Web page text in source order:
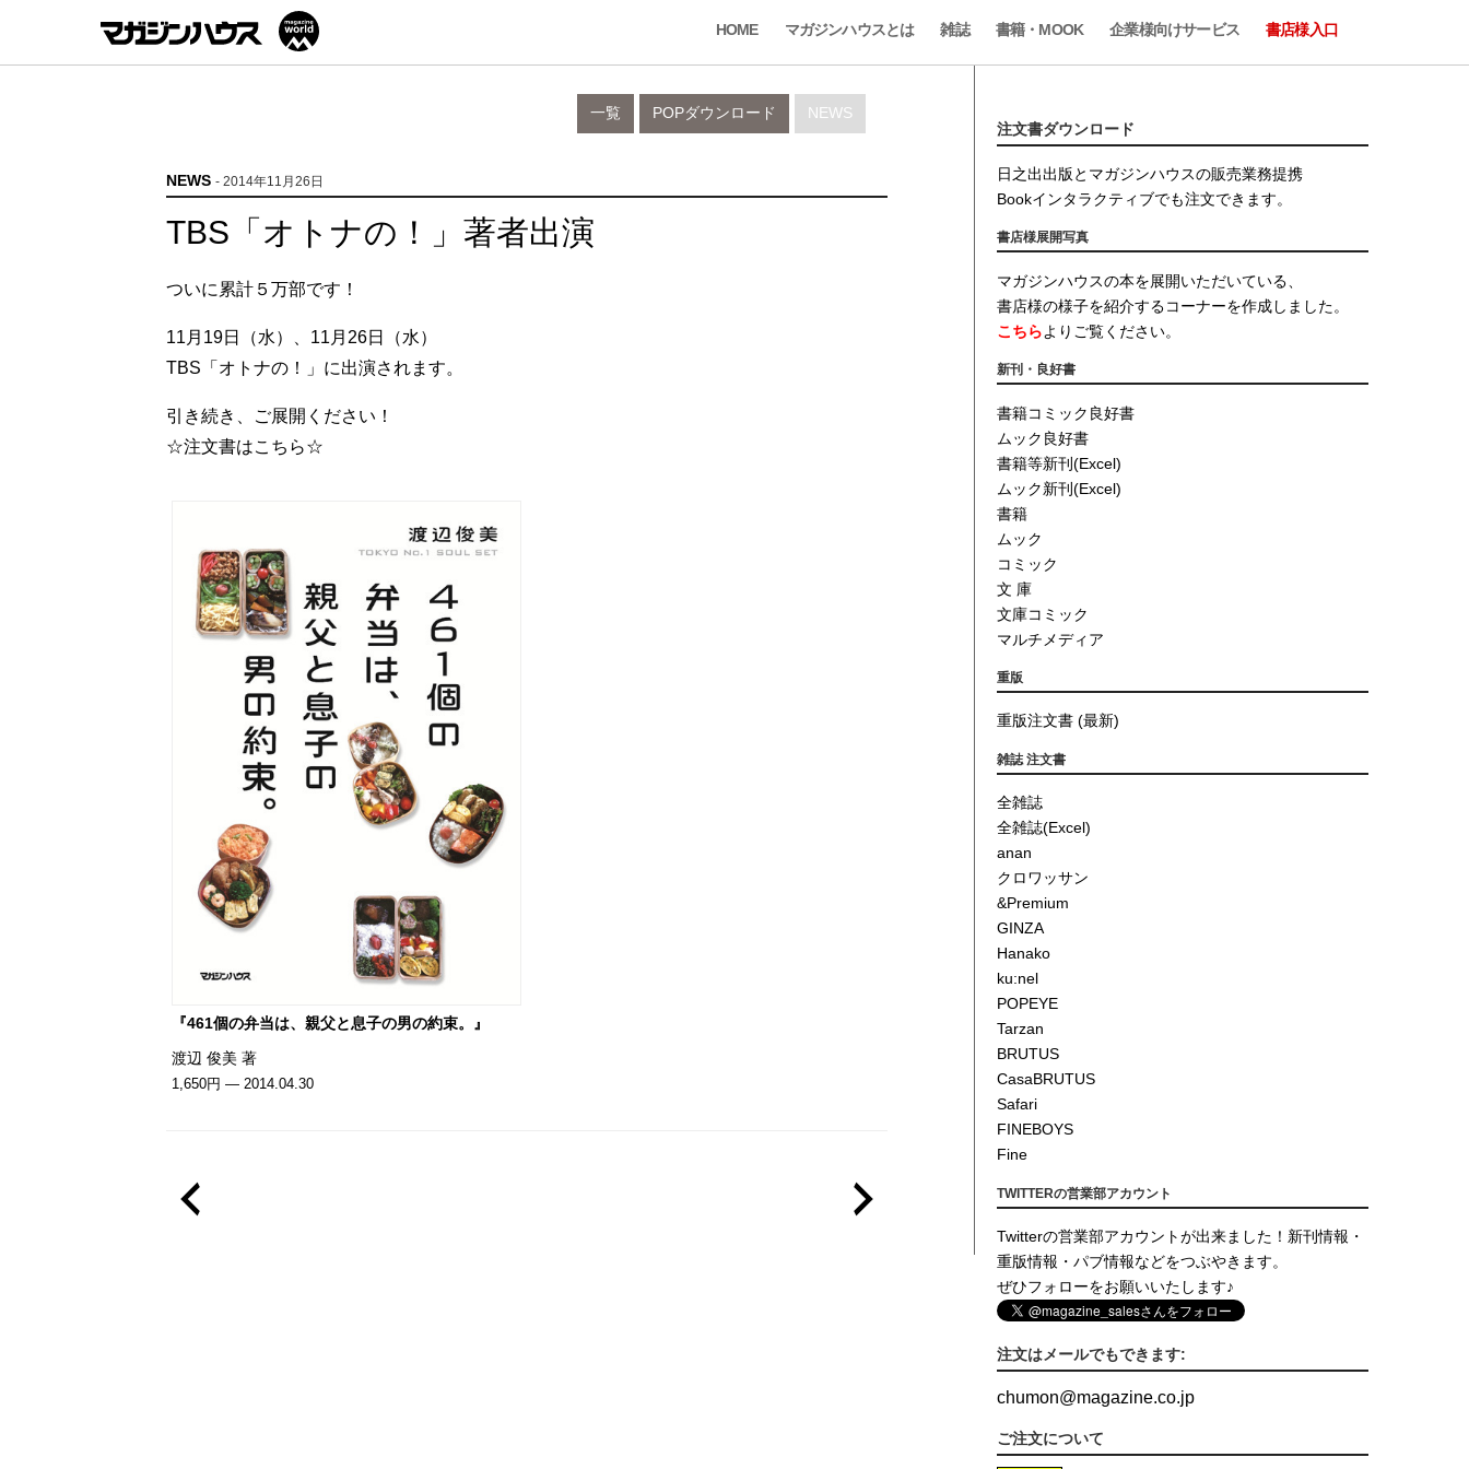
HOME マガジンハウスとは 雑誌 書籍・MOOK 企業様向けサービス 書店様入口
NEWS
POPダウンロード
一覧
NEWS - 2014年11月26日
TBS「オトナの！」著者出演
ついに累計５万部です！
11月19日（水）、11月26日（水）
TBS「オトナの！」に出演されます。
引き続き、ご展開ください！
☆注文書はこちら☆
『461個の弁当は、親父と息子の男の約束。』
渡辺 俊美 著
1,650円 — 2014.04.30
注文書ダウンロード
日之出出版とマガジンハウスの販売業務提携
Bookインタラクティブでも注文できます。
書店様展開写真
マガジンハウスの本を展開いただいている、
書店様の様子を紹介するコーナーを作成しました。
こちらよりご覧ください。
新刊・良好書
書籍コミック良好書
ムック良好書
書籍等新刊(Excel)
ムック新刊(Excel)
書籍
ムック
コミック
文 庫
文庫コミック
マルチメディア
重版
重版注文書 (最新)
雑誌 注文書
全雑誌
全雑誌(Excel)
anan
クロワッサン
&Premium
GINZA
Hanako
ku:nel
POPEYE
Tarzan
BRUTUS
CasaBRUTUS
Safari
FINEBOYS
Fine
TWITTERの営業部アカウント
Twitterの営業部アカウントが出来ました！新刊情報・
重版情報・パブ情報などをつぶやきます。
ぜひフォローをお願いいたします♪
注文はメールでもできます:
chumon@magazine.co.jp
ご注文について